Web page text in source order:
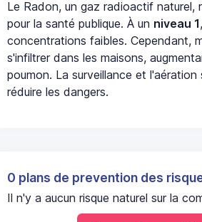
Le Radon, un gaz radioactif naturel,
pour la santé publique. À un niveau 1
concentrations faibles. Cependant,
s'infiltrer dans les maisons,
poumon. La surveillance et
réduire les dangers.
0 plans de prevention des
Il n'y a aucun risque naturel sur la